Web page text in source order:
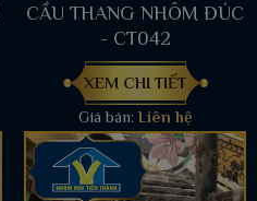
CẦU THANG NHÔM ĐÚC
- CT042
XEM CHI TIẾT
Giá bán: Liên hệ